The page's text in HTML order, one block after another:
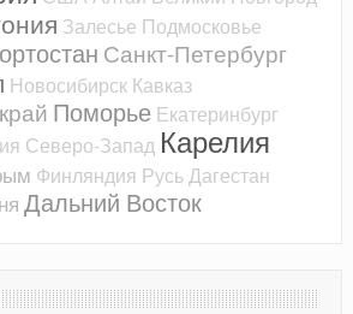
Залесье Подмосковье
Санкт-Петербург
Новосибирск Кавказ
Поморье Екатеринбург
Северо-Запад Карелия
Финляндия РусьДагестан
Дальний Восток